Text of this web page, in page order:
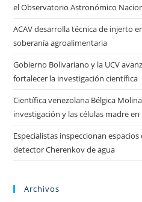
el Observatorio Astronómico
ACAV desarrolla técnica de injerto
soberanía agroalimentaria
Gobierno Bolivariano y la UCV
fortalecer la investigación científica
Científica venezolana Bélgica
investigación y las células madre
Especialistas inspeccionan
detector Cherenkov de agua
Archivos